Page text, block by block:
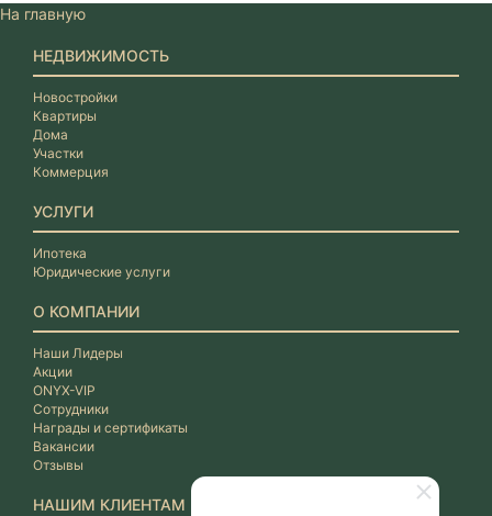
На главную
НЕДВИЖИМОСТЬ
Новостройки
Квартиры
Дома
Участки
Коммерция
УСЛУГИ
Ипотека
Юридические услуги
О КОМПАНИИ
Наши Лидеры
Акции
ONYX-VIP
Сотрудники
Награды и сертификаты
Вакансии
Отзывы
НАШИМ КЛИЕНТАМ